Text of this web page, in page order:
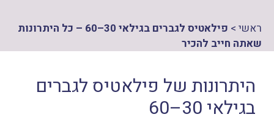
ראשי >
פילאטיס לגברים בגילאי 30–60 – כל היתרונות
שאתה חייב להכיר
היתרונות של פילאטיס לגברים
בגילאי 30–60